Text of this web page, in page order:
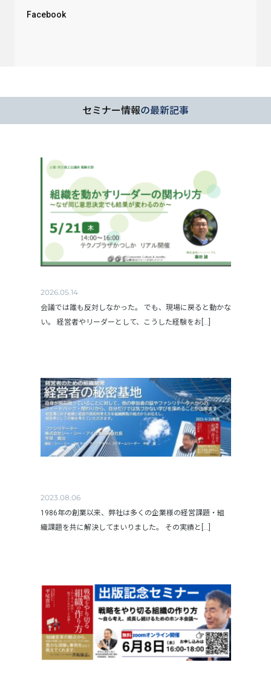
Facebook
セミナー情報の最新記事
2026.05.14
会議では誰も反対しなかった。 でも、現場に戻ると動かな
い。 経営者やリーダーとして、こうした経験をお[...]
2023.08.06
1986年の創業以来、弊社は多くの企業様の経営課題・組
織課題を共に解決してまいりました。 その実績と[...]